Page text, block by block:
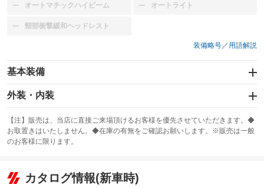
オートマチックハイビーム
：装備なし オートライト
：装備なし
頸部衝撃緩和ヘッドレスト
：装備なし
装備略号／用語解説
基本装備
エアバッグ：運転席/助手席/サイド
：装備あり
：装備あり
サンルーフ
：装備あり ABS
リフトアップ
：装備なし
外装・内装
カーナビ：メモリーナビ他
：装備あり
TV：フルセグ
：装備あり
ビジュアル：-／DVD再生
：装備あり
【注】販売は、当店に直接ご来場頂けるお客様を優先させていただきます。◆
お取置きはいたしません。◆在庫の有無をご確認お願いします。※販売は一般
のお客様に限ります。
カタログ情報(新車時)